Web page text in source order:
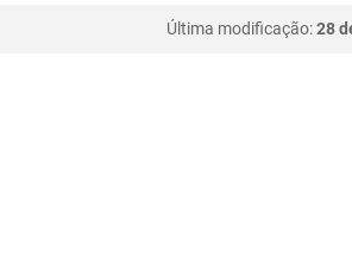
Última modificação:28